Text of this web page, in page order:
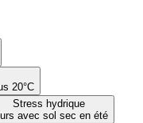
20°C
Stress hydrique
avec sol sec en été